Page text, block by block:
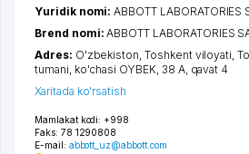
Mamlakat kodi: +998
Faks: 78 1290808
E-mail: abbott_uz@abbott.com
Yuridik nomi:ABBOTT LABORATORIES
Brend nomi:ABBOTT LABORATORIES
Adres: O'zbekiston,Toshkent viloyati ,
tumani ko'chasi OYBEK , 38 А, qavat 4
Xaritada ko'rsatish